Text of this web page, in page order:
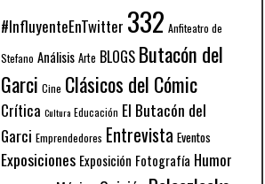
#InfluyenteEnTwitter 332 Anfiteatro de
Stefano Análisis Arte BLOGS Butacón del
Garci Cine Clásicos del Cómic
Crítica Cultura Educación El Butacón del
Garci Emprendedores Entrevista Eventos
Exposiciones Exposición Fotografía Humor